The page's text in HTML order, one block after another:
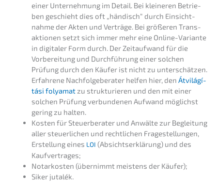
einer Unter­neh­mung im Detail. Bei kleine­ren Betrie­
ben geschieht dies oft „händisch“ durch Einsicht­
nah­me der Akten und Verträ­ge. Bei größe­ren Trans­
ak­tio­nen setzt sich immer mehr eine Online-Varian­te
in digita­ler Form durch. Der Zeitauf­wand für die
Vorbe­rei­tung und Durch­füh­rung einer solchen
Prüfung durch den Käufer ist nicht zu unter­schät­zen.
Erfah­re­ne Nachfol­ge­be­ra­ter helfen hier, den Átvilá­gí­
tá­si folyamat zu struk­tu­rie­ren und den mit einer
solchen Prüfung verbun­de­nen Aufwand möglichst
gering zu halten.
Kosten für Steuer­be­ra­ter und Anwäl­te zur Beglei­tung
aller steuer­li­chen und recht­li­chen Frage­stel­lun­gen,
Erstel­lung eines LOI (Absichts­er­klä­rung) und des
Kaufvertrages;
Notar­kos­ten (übernimmt meistens der Käufer);
Siker jutalék.